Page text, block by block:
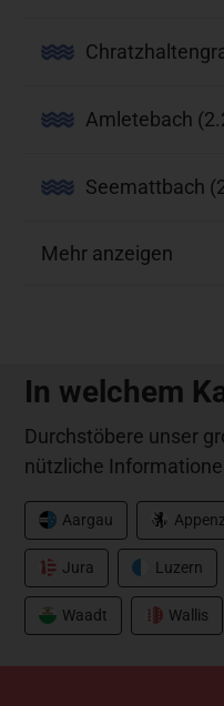
Amletebach
Seemattbach
Mehr anzeigen
In welchem
Durchstöbere unser
nützliche
Aargau
Jura Luzern
Waadt Wallis